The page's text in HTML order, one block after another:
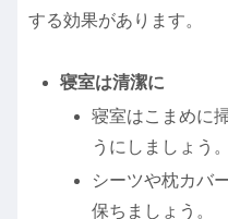
する効果があります。
寝室は清潔に
寝室はこまめに
うにしましょう。
シーツや枕カバ
保ちましょう。